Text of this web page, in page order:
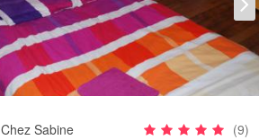
Chez Sabine (9)